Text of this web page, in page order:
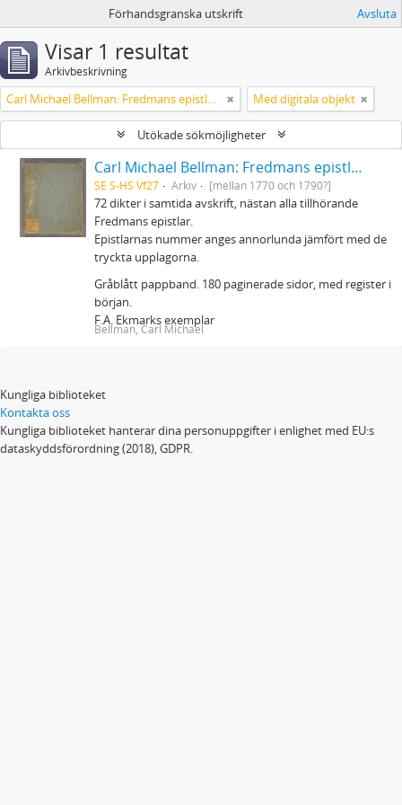
Förhandsgranska utskrift Avsluta
Visar 1 resultat
Arkivbeskrivning
Carl Michael Bellman: Fredmans epistlar m.m. Med digitala objekt
Utökade sökmöjligheter
Carl Michael Bellman: Fredmans epistlar m.m.
SE S-HS Vf27 Arkiv [mellan 1770 och 1790?]
72 dikter i samtida avskrift, nästan alla tillhörande
Fredmans epistlar.
Epistlarnas nummer anges annorlunda jämfört med de
tryckta upplagorna.
Gråblått pappband. 180 paginerade sidor, med register i
början.
F.A. Ekmarks exemplar
Bellman, Carl Michael
Kungliga biblioteket
Kontakta oss
Kungliga biblioteket hanterar dina personuppgifter i enlighet med EU:s
dataskyddsförordning (2018), GDPR.